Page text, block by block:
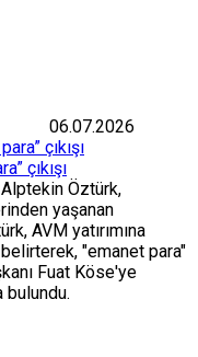
06.07.2026
çıkışı
Öztürk,
yaşanan
AVM yatırımına
"emanet para"
Fuat Köse'ye
bulundu.